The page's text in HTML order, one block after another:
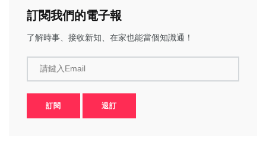
訂閱我們的電子報
了解時事、接收新知、在家也能當個知識通！
請鍵入Email
訂閱 退訂